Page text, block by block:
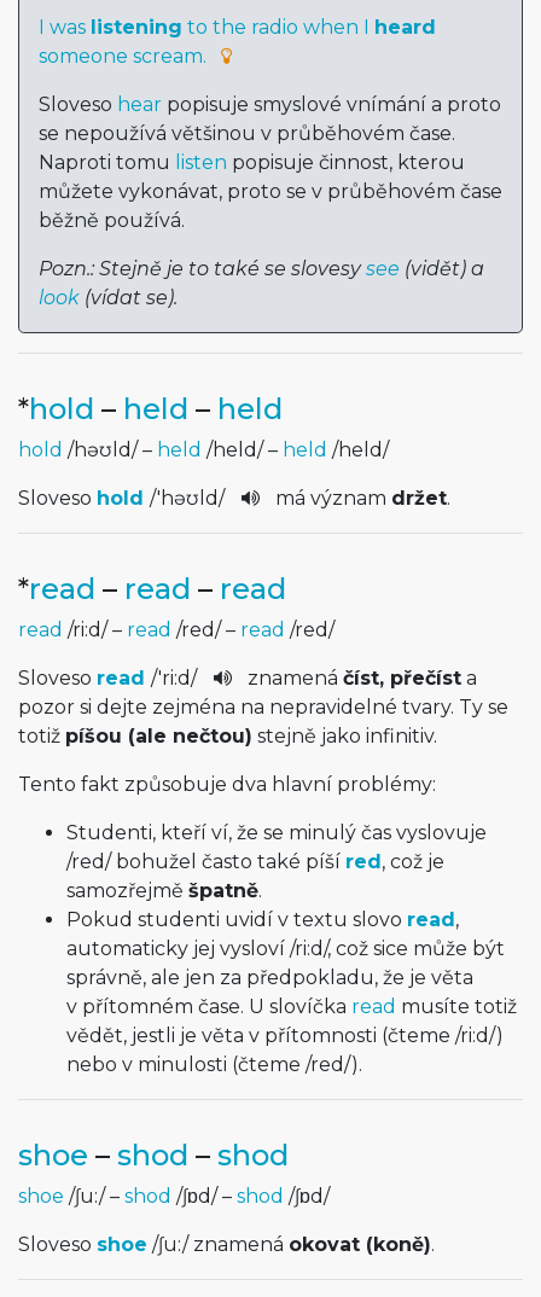
I was listening to the radio when I heard
someone scream.
Sloveso hear popisuje smyslové vnímání a proto
se nepoužívá většinou v průběhovém čase.
Naproti tomu listen popisuje činnost, kterou
můžete vykonávat, proto se v průběhovém čase
běžně používá.
Pozn.: Stejně je to také se slovesysee (vidět) a
look (vídat se).
*hold – held – held
hold /həʊld/– held /held/– held /held/
Sloveso hold /'həʊld/ má význam držet.
*read – read – read
read /ri:d/– read /red/– read /red/
Sloveso read /'ri:d/ znamená číst, přečíst a
pozor si dejte zejména na nepravidelné tvary. Ty se
totiž píšou (ale nečtou) stejně jako infinitiv.
Tento fakt způsobuje dva hlavní problémy:
Studenti, kteří ví, že se minulý čas vyslovuje
/red/bohužel často také píší red, což je
samozřejmě špatně.
Pokud studenti uvidí v textu slovo read,
automaticky jej vysloví /ri:d/, což sice může být
správně, ale jen za předpokladu, že je věta
v přítomném čase. U slovíčka read musíte totiž
vědět, jestli je věta v přítomnosti (čteme /ri:d/)
nebo v minulosti (čteme /red/).
shoe – shod – shod
shoe /ʃu:/– shod /ʃɒd/– shod /ʃɒd/
Sloveso shoe /ʃu:/znamená okovat (koně).